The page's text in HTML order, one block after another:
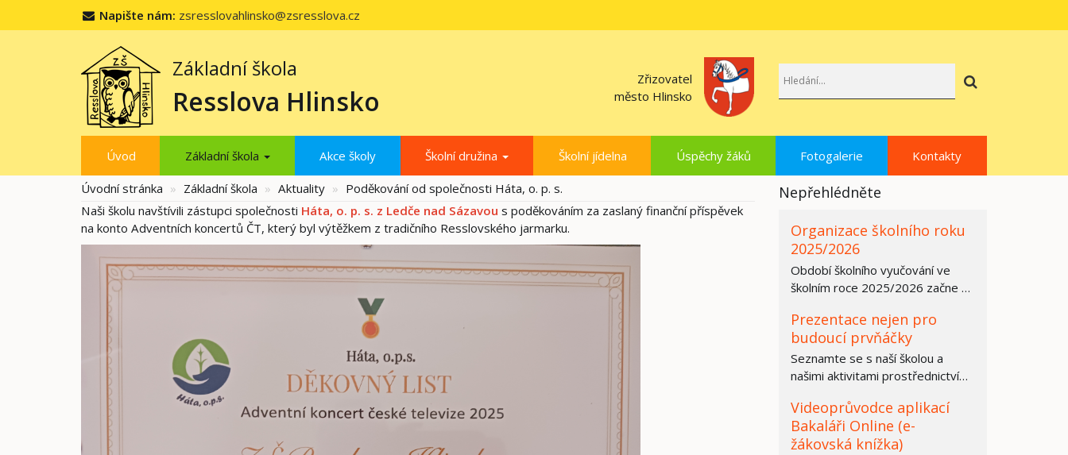
Napište nám: zsresslovahlinsko@zsresslova.cz
Základní škola
Resslova Hlinsko
Zřizovatel
město Hlinsko
Úvod Základní škola Akce školy Školní družina Školní jídelna Úspěchy žáků Fotogalerie Kontakty
Úvodní stránka Základní škola Aktuality
Poděkování od společnosti Háta, o. p. s.
Naši školu navštívili zástupci společnosti Háta, o. p. s. z Ledče nad Sázavou s poděkováním za zaslaný finanční příspěvek
na konto Adventních koncertů ČT, který byl výtěžkem z tradičního Resslovského jarmarku.
Nepřehlédněte
Organizace školního roku
2025/2026
Období školního vyučování ve
školním roce 2025/2026 začne ve
středních…
Prezentace nejen pro
budoucí prvňáčky
Seznamte se s naší školou a
našimi aktivitami prostřednictvím
Videoprůvodce aplikací
Bakaláři Online (e-
žákovská knížka)